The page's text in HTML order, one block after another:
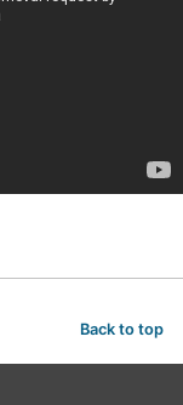
Back to top